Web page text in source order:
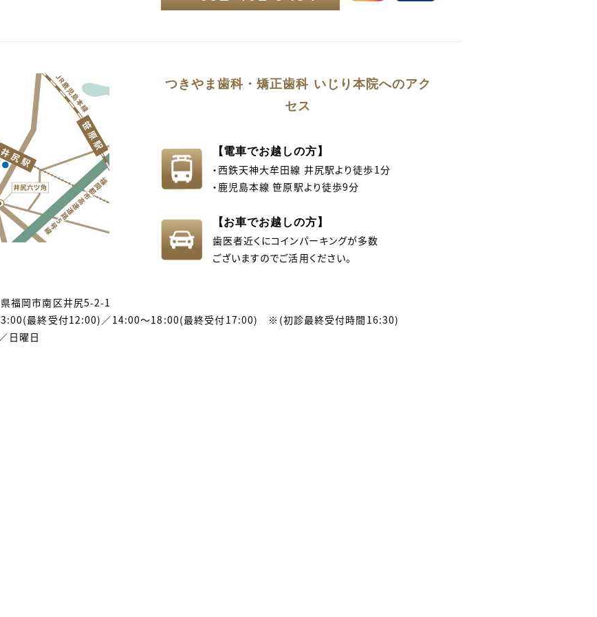
つきやま歯科・矯正歯科 いじり本院へのアク
セス
【電車でお越しの方】
・西鉄天神大牟田線 井尻駅より徒歩1分
・鹿児島本線 笹原駅より徒歩9分
【お車でお越しの方】
歯医者近くにコインパーキングが多数
ございますのでご活用ください。
福岡市南区井尻5-2-1
最終受付12:00)／14:00～18:00(最終受付17:00) ※(初診最終受付時間16:30)
日曜日